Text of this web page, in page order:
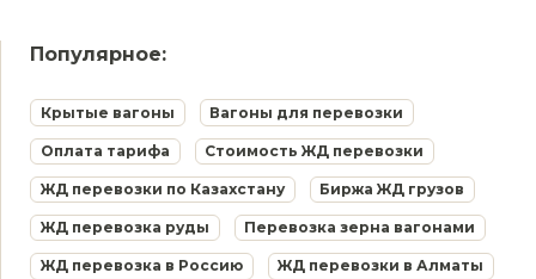
Популярное:
Крытые вагоны Вагоны для перевозки
Оплата тарифа Стоимость ЖД перевозки
ЖД перевозки по Казахстану Биржа ЖД грузов
ЖД перевозка руды Перевозка зерна вагонами
ЖД перевозка в Россию ЖД перевозки в Алматы